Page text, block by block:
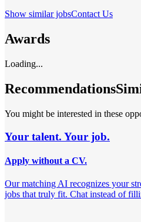
Show similar jobsContact Us
Awards
Loading...
Recommendations
You might be interested in these
Your talent. Your job.
Apply without a CV.
Our matching AI recognizes your
jobs that truly fit. Chat instead of